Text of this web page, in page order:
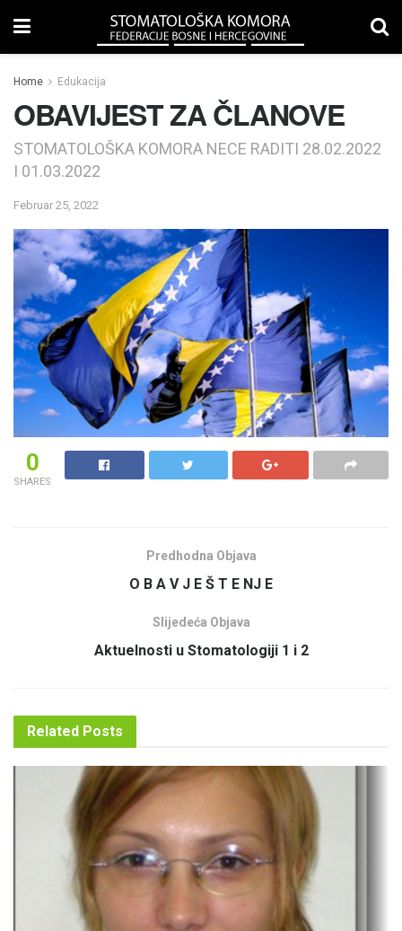
Home Edukacija
OBAVIJEST ZA ČLANOVE
STOMATOLOŠKA KOMORA NECE RADITI 28.02.2022
I 01.03.2022
Februar 25, 2022
0
SHARES
Predhodna Objava
O B A V J E Š T E NJ E
Slijedeća Objava
Aktuelnosti u Stomatologiji 1 i 2
Related Posts